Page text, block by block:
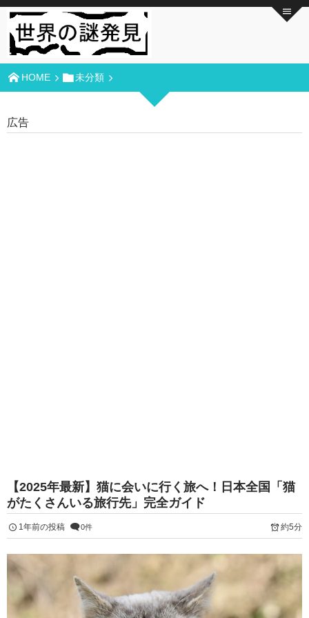
HOME 未分類
広告
【2025年最新】猫に会いに行く旅へ！日本全国「猫
がたくさんいる旅行先」完全ガイド
1年前の投稿 0件 約5分